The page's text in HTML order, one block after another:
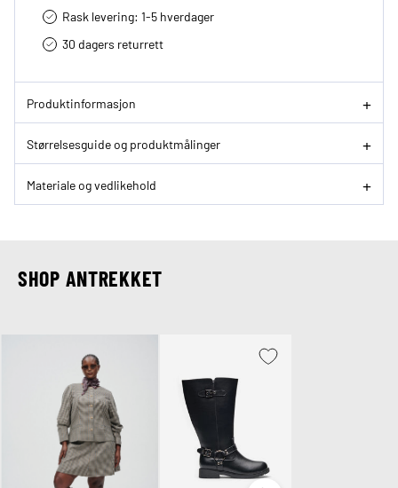
Rask levering: 1-5 hverdager
30 dagers returrett
Produktinformasjon
Størrelsesguide og produktmålinger
Materiale og vedlikehold
SHOP ANTREKKET